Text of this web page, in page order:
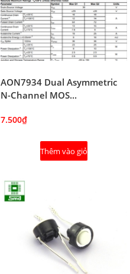
AON7934 Dual Asymmetric
N-Channel MOS...
7.500₫
Thêm vào giỏ